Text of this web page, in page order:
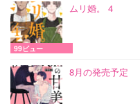
ムリ婚。 4
99ビュー
8月の発売予定